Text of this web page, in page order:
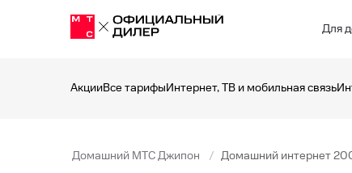
Для
АкцииВсе тарифыИнтернет, ТВ и мобильная связь
Домашний МТС Джипон Домашний интернет